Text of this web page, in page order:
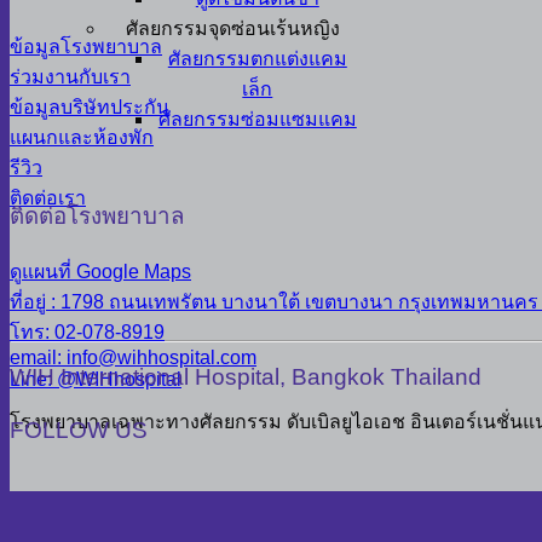
ศัลยกรรมจุดซ่อนเร้นหญิง
ศัลยกรรมตกแต่งแคม
เล็ก
ศัลยกรรมซ่อมแซมแคม
ข้อมูลโรงพยาบาล
ร่วมงานกับเรา
ข้อมูลบริษัทประกัน
แผนกและห้องพัก
รีวิว
ติดต่อเรา
ติดต่อโรงพยาบาล
ดูแผนที่ Google Maps
ที่อยู่ : 1798 ถนนเทพรัตน บางนาใต้ เขตบางนา กรุงเทพมหานคร
โทร: 02-078-8919
email: info@wihhospital.com
Line: @WIHhospital
WIH International Hospital, Bangkok Thailand
โรงพยาบาลเฉพาะทางศัลยกรรม ดับเบิลยูไอเอช อินเตอร์เนชั่นแ
FOLLOW US